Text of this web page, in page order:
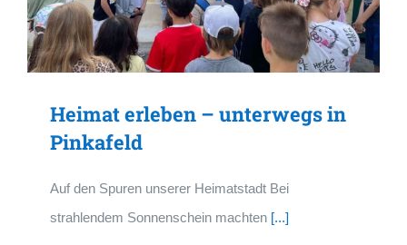
Heimat erleben – unterwegs in
Pinkafeld
Auf den Spuren unserer Heimatstadt Bei
strahlendem Sonnenschein machten [...]